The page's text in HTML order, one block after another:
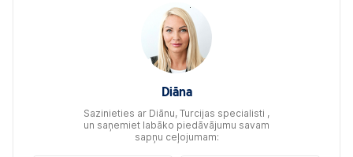
Diāna
Sazinieties ar Diānu, Turcijas specialisti ,
un saņemiet labāko piedāvājumu savam
sapņu ceļojumam: